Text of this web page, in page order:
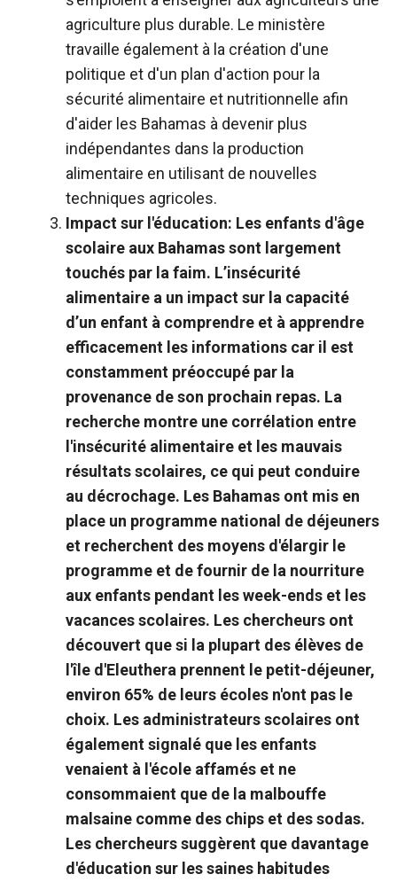
agriculture plus durable. Le ministère
travaille également à la création d'une
politique et d'un plan d'action pour la
sécurité alimentaire et nutritionnelle afin
d'aider les Bahamas à devenir plus
indépendantes dans la production
alimentaire en utilisant de nouvelles
techniques agricoles.
Impact sur l'éducation: Les enfants d'âge
scolaire aux Bahamas sont largement
touchés par la faim. L’insécurité
alimentaire a un impact sur la capacité
d’un enfant à comprendre et à apprendre
efficacement les informations car il est
constamment préoccupé par la
provenance de son prochain repas. La
recherche montre une corrélation entre
l'insécurité alimentaire et les mauvais
résultats scolaires, ce qui peut conduire
au décrochage. Les Bahamas ont mis en
place un programme national de déjeuners
et recherchent des moyens d'élargir le
programme et de fournir de la nourriture
aux enfants pendant les week-ends et les
vacances scolaires. Les chercheurs ont
découvert que si la plupart des élèves de
l'île d'Eleuthera prennent le petit-déjeuner,
environ 65% de leurs écoles n'ont pas le
choix. Les administrateurs scolaires ont
également signalé que les enfants
venaient à l'école affamés et ne
consommaient que de la malbouffe
malsaine comme des chips et des sodas.
Les chercheurs suggèrent que davantage
d'éducation sur les saines habitudes